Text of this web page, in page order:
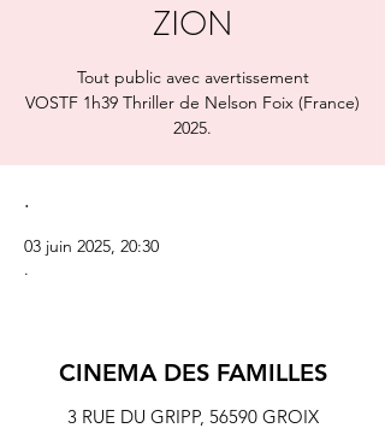
ZION
Tout public avec avertissement
VOSTF 1h39 Thriller de Nelson Foix (France)
2025.
.
03 juin 2025, 20:30
.
CINEMA DES FAMILLES
3 RUE DU GRIPP, 56590 GROIX